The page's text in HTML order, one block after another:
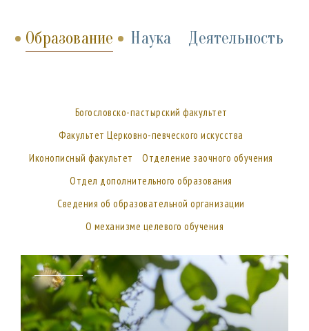
Образование
Богословско-пастырский факультет
Факультет Церковно-певческого искусства
Иконописный факультет
Отделение заочного обучения
Отдел дополнительного образования
Сведения об образовательной организации
О механизме целевого обучения
Наука Деятельность